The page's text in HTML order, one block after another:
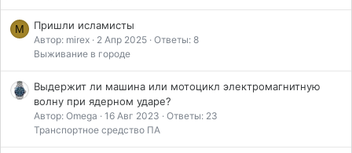
M Пришли исламисты
Автор: mirex 2 Апр 2025 Ответы: 8
Выживание в городе
Выдержит ли машина или мотоцикл электромагнитную
волну при ядерном ударе?
Автор: Omega 16 Авг 2023
Ответы: 23
Транспортное средство ПА